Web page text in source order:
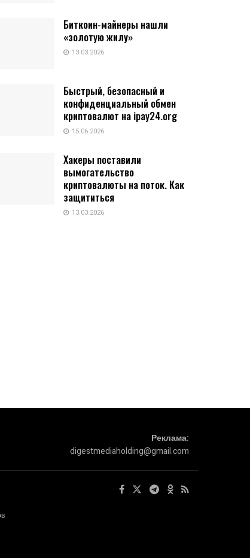
Биткоин-майнеры нашли
«золотую жилу»
13.03.2026
Быстрый, безопасный и
конфиденциальный обмен
криптовалют на ipay24.org
15.06.2026
Хакеры поставили
вымогательство
криптовалюты на поток. Как
защититься
13.03.2026
Реклама:
digestmediaholding@gmail.com